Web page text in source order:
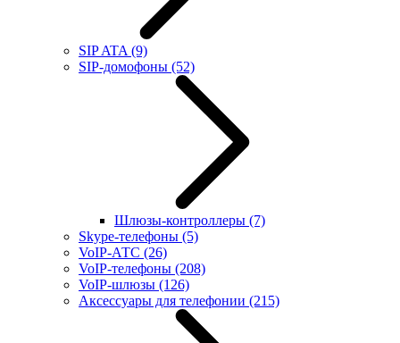
SIP ATA (9)
SIP-домофоны (52)
Шлюзы-контроллеры (7)
Skype-телефоны (5)
VoIP-АТС (26)
VoIP-телефоны (208)
VoIP-шлюзы (126)
Аксессуары для телефонии (215)